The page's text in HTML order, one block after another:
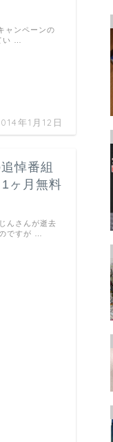
年1月12日
ャンペーンの
い …
悼番組
ヶ月無料
んさんが逝去
ですが …